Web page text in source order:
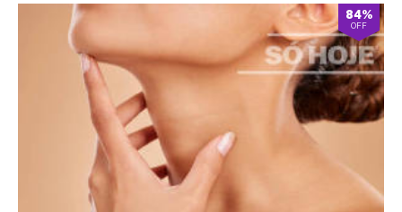
84%
OFF